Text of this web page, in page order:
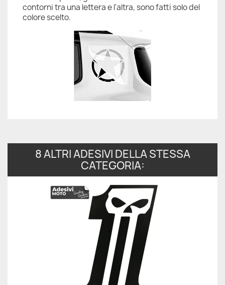
contorni tra una lettera e l'altra, sono fatti solo del
colore scelto.
8 ALTRI ADESIVI DELLA STESSA
CATEGORIA: